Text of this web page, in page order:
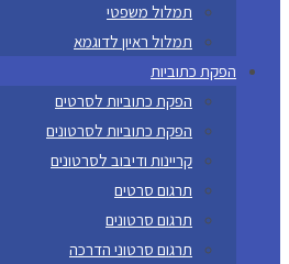
תמלול משפטי
תמלול ראיון לדוגמא
הפקת כתוביות
הפקת כתוביות לסרטים
הפקת כתוביות לסרטונים
קריינות ודיבוב לסרטונים
תרגום סרטים
תרגום סרטונים
תרגום סרטוני הדרכה